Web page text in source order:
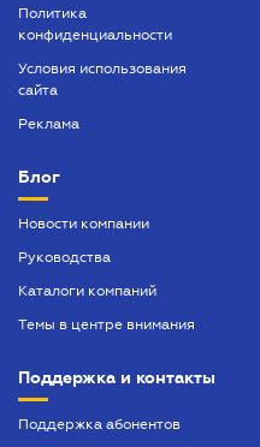
Политика
конфиденциальности
Условия использования
сайта
Реклама
Блог
Новости компании
Руководства
Каталоги компаний
Темы в центре внимания
Поддержка и контакты
Поддержка абонентов